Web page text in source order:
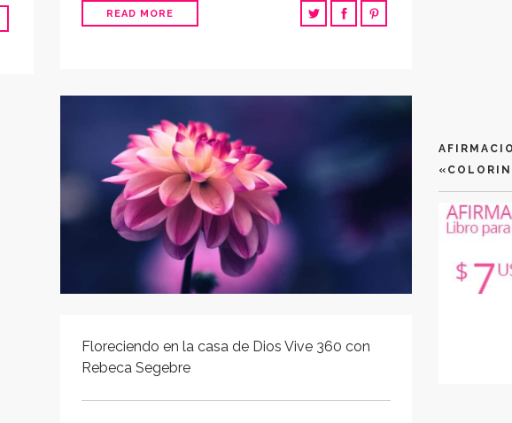
READ MORE
Floreciendo en la casa de Dios Vive 360 con
Rebeca Segebre